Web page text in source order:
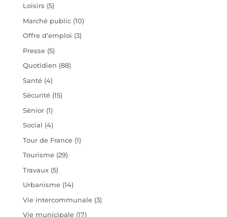
Loisirs (5)
Marché public(10)
Offre d'emploi (3)
Presse(5)
Quotidien (88)
Santé(4)
Sécurité(15)
Sénior(1)
Social (4)
Tour de France(1)
Tourisme(29)
Travaux(5)
Urbanisme(14)
Vie intercommunale(3)
Vie municipale(17)